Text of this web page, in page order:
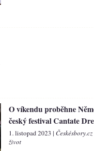
O víkendu proběhne
český festival Cantate
1. listopad 2023 |
život